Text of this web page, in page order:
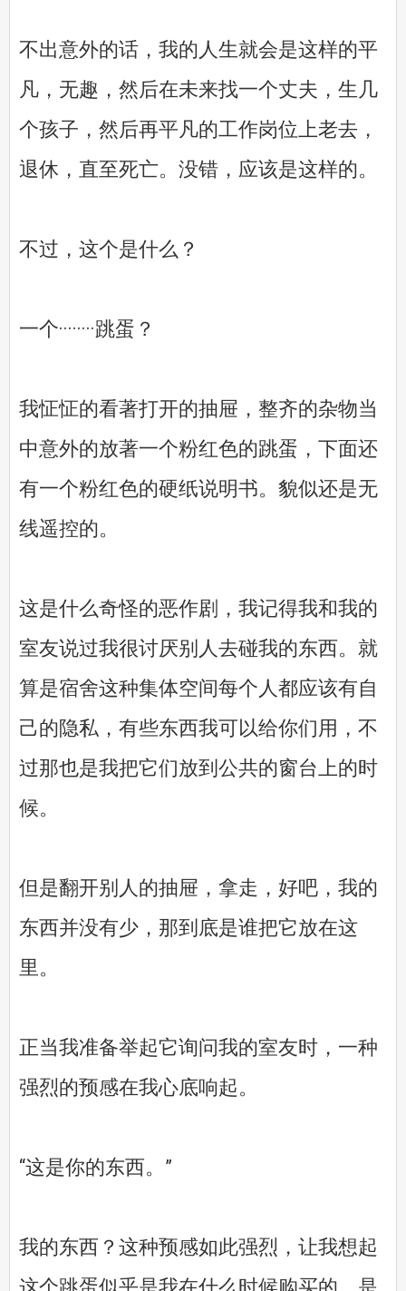
不出意外的话，我的人生就会是这样的平
凡，无趣，然后在未来找一个丈夫，生几
个孩子，然后再平凡的工作岗位上老去，
退休，直至死亡。没错，应该是这样的。
不过，这个是什么？
一个········跳蛋？
我怔怔的看著打开的抽屉，整齐的杂物当
中意外的放著一个粉红色的跳蛋，下面还
有一个粉红色的硬纸说明书。貌似还是无
线遥控的。
这是什么奇怪的恶作剧，我记得我和我的
室友说过我很讨厌别人去碰我的东西。就
算是宿舍这种集体空间每个人都应该有自
己的隐私，有些东西我可以给你们用，不
过那也是我把它们放到公共的窗台上的时
候。
但是翻开别人的抽屉，拿走，好吧，我的
东西并没有少，那到底是谁把它放在这
里。
正当我准备举起它询问我的室友时，一种
强烈的预感在我心底响起。
“这是你的东西。”
我的东西？这种预感如此强烈，让我想起
这个跳蛋似乎是我在什么时候购买的，是